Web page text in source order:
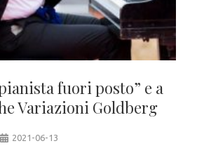
fuori posto” e a
Variazioni Goldberg
2021-06-13